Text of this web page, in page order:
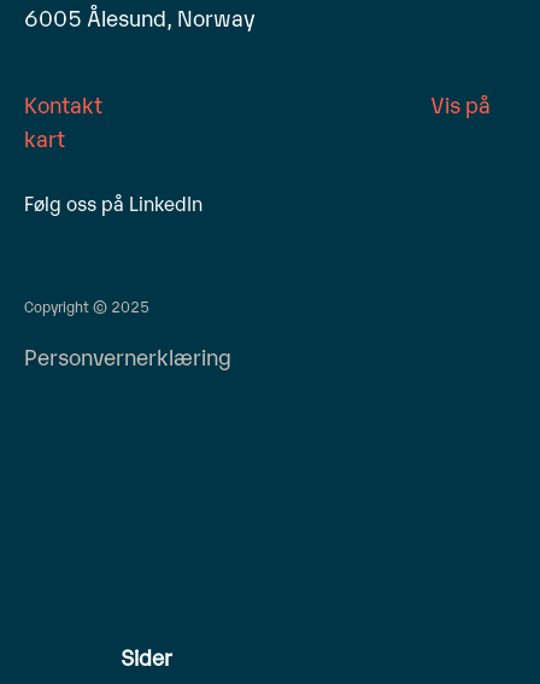
6005 Ålesund, Norway
Kontakt
Vis på
kart
Følg oss på LinkedIn
Copyright © 2025
Personvernerklæring
Sider